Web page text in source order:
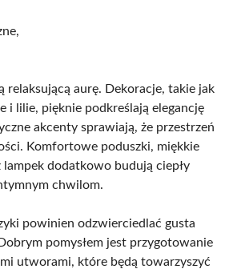
relaksującą aurę. Dekoracje, takie jak
i lilie, pięknie podkreślają elegancję
akcenty sprawiają, że przestrzeń
Komfortowe poduszki, miękkie
lampek dodatkowo budują ciepły
chwilom.
powinien odzwierciedlać gusta
pomysłem jest przygotowanie
utworami, które będą towarzyszyć